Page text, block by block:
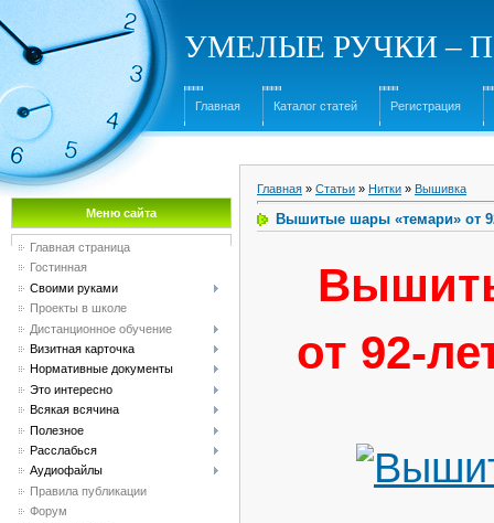
УМЕЛЫЕ РУЧКИ –
Главная Каталог статей Регистрация
Меню сайта
Главная страница
Гостинная
Своими руками
Проекты в школе
Дистанционное обучение
Визитная карточка
Нормативные документы
Это интересно
Всякая всячина
Полезное
Расслабься
Аудиофайлы
Правила публикации
Форум
Главная » Статьи » Нитки » Вышивка
Вышитые шары «темари» от
от 92-